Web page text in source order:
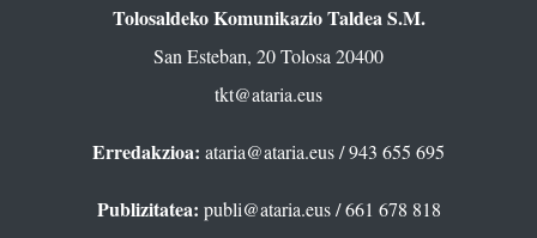
Tolosaldeko Komunikazio Taldea S.M.
San Esteban, 20 Tolosa 20400
tkt@ataria.eus
Erredakzioa: ataria@ataria.eus/ 943 655 695
Publizitatea: publi@ataria.eus/ 661 678 818